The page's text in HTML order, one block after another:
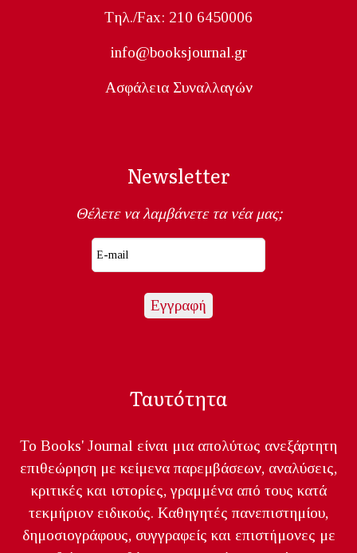
Tηλ./Fax: 210 6450006
info@booksjournal.gr
Ασφάλεια Συναλλαγών
Newsletter
Θέλετε να λαμβάνετε τα νέα μας;
Ταυτότητα
Το Books' Journal είναι μια απολύτως ανεξάρτητη
επιθεώρηση με κείμενα παρεμβάσεων, αναλύσεις,
κριτικές και ιστορίες, γραμμένα από τους κατά
τεκμήριον ειδικούς. Καθηγητές πανεπιστημίου,
δημοσιογράφους, συγγραφείς και επιστήμονες με